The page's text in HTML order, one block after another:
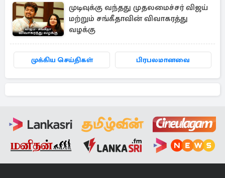
முடிவுக்கு வந்தது முதலமைச்சர் விஜய்
மற்றும் சங்கீதாவின் விவாகரத்து
வழக்கு
முக்கிய செய்திகள் பிரபலமானவை